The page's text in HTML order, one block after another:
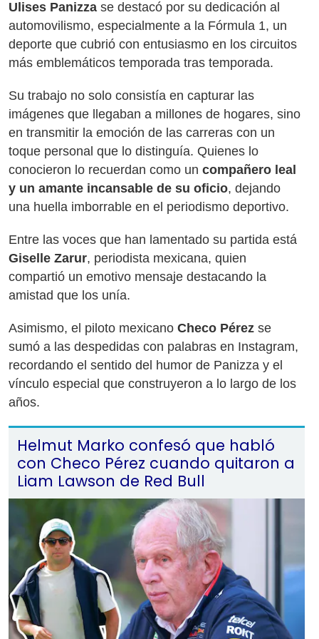
Ulises Panizza se destacó por su dedicación al
automovilismo, especialmente a la Fórmula 1, un
deporte que cubrió con entusiasmo en los circuitos
más emblemáticos temporada tras temporada.
Su trabajo no solo consistía en capturar las
imágenes que llegaban a millones de hogares, sino
en transmitir la emoción de las carreras con un
toque personal que lo distinguía. Quienes lo
conocieron lo recuerdan como un compañero leal
y un amante incansable de su oficio, dejando
una huella imborrable en el periodismo deportivo.
Entre las voces que han lamentado su partida está
Giselle Zarur, periodista mexicana, quien
compartió un emotivo mensaje destacando la
amistad que los unía.
Asimismo, el piloto mexicano Checo Pérez se
sumó a las despedidas con palabras en Instagram,
recordando el sentido del humor de Panizza y el
vínculo especial que construyeron a lo largo de los
años.
Helmut Marko confesó que habló
con Checo Pérez cuando quitaron a
Liam Lawson de Red Bull